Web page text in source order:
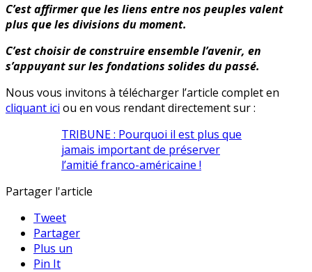
C’est affirmer que les liens entre nos peuples valent
plus que les divisions du moment.
C’est choisir de construire ensemble l’avenir, en
s’appuyant sur les fondations solides du passé.
Nous vous invitons à télécharger l’article complet en
cliquant ici ou en vous rendant directement sur :
TRIBUNE : Pourquoi il est plus que
jamais important de préserver
l’amitié franco-américaine !
Partager l'article
Tweet
Partager
Plus un
Pin It